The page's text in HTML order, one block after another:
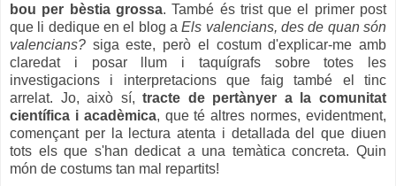
bou per bèstia grossa. També és trist que el primer post
que li dedique en el blog aEls valencians, des de quan són
valencians? siga este, però el costum d'explicar-me amb
claredat i posar llum i taquígrafs sobre totes les
investigacions i interpretacions que faig també el tinc
arrelat. Jo, això sí,tracte de pertànyer a la comunitat
científica i acadèmica, que té altres normes, evidentment,
començant per la lectura atenta i detallada del que diuen
tots els que s'han dedicat a una temàtica concreta. Quin
món de costums tan mal repartits!